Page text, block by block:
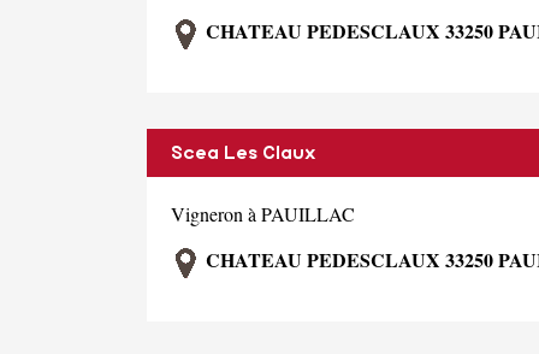
CHATEAU PEDESCLAUX 33250
Scea Les Claux
Vigneron à PAUILLAC
CHATEAU PEDESCLAUX 33250